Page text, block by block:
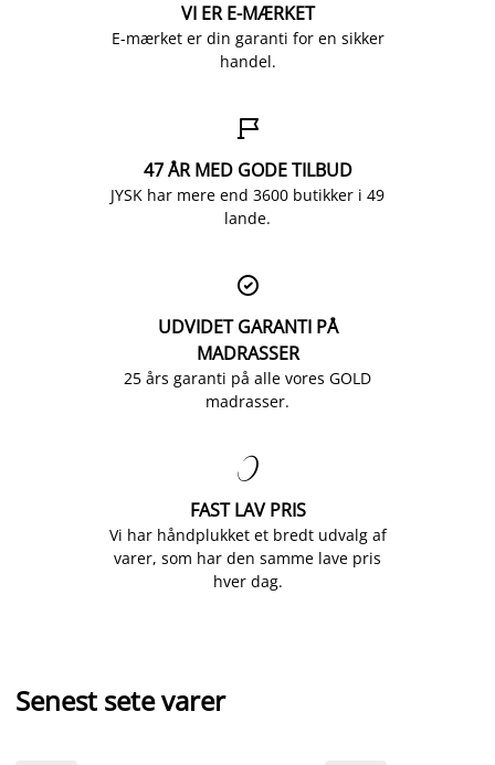
VI ER E-MÆRKET
E-mærket er din garanti for en sikker
handel.

47 ÅR MED GODE TILBUD
JYSK har mere end 3600 butikker i 49
lande.

UDVIDET GARANTI PÅ
MADRASSER
25 års garanti på alle vores GOLD
madrasser.

FAST LAV PRIS
Vi har håndplukket et bredt udvalg af
varer, som har den samme lave pris
hver dag.
Senest sete varer